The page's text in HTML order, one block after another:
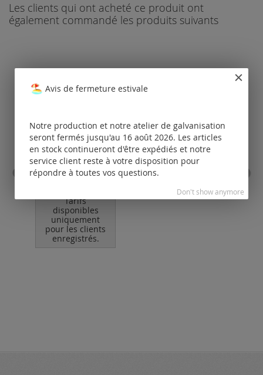
Les clients qui ont acheté ce produit ont
également commandé les produits suivants
anneau de fixation rond
ouvert
Tarifs
disponibles
uniquement
pour les clients
enregistrés.
Avis de fermeture estivale
Notre production et notre atelier de galvanisation
seront fermés jusqu'au 16 août 2026. Les articles
en stock continueront d'être expédiés et notre
service client reste à votre disposition pour
répondre à toutes vos questions.
Don't show anymore